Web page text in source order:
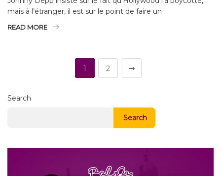
mais à l’étranger, il est sur le point de faire un
READ MORE
1 2
Search
Search